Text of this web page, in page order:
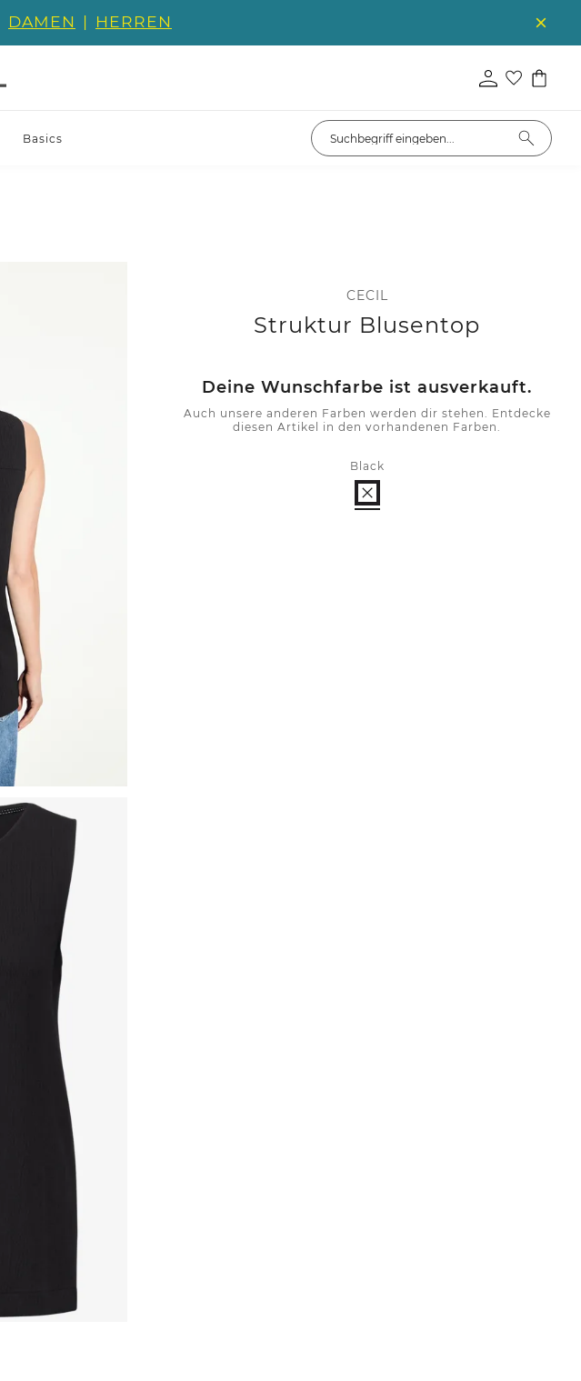
DAMEN | HERREN
Basics
CECIL
Struktur Blusentop
Deine Wunschfarbe ist ausverkauft.
Auch unsere anderen Farben werden dir stehen. Entdecke
diesen Artikel in den vorhandenen Farben.
Black